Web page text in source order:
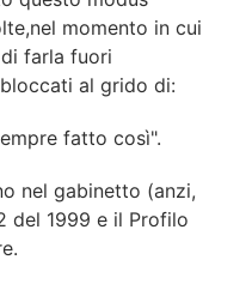
momento in cui
farla fuori
al grido di:
fatto così".
nel gabinetto (anzi,
del 1999 e il Profilo